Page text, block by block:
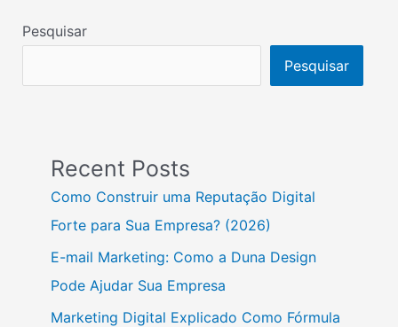
Pesquisar
Pesquisar
Recent Posts
Como Construir uma Reputação Digital
Forte para Sua Empresa? (2026)
E-mail Marketing: Como a Duna Design
Pode Ajudar Sua Empresa
Marketing Digital Explicado Como Fórmula